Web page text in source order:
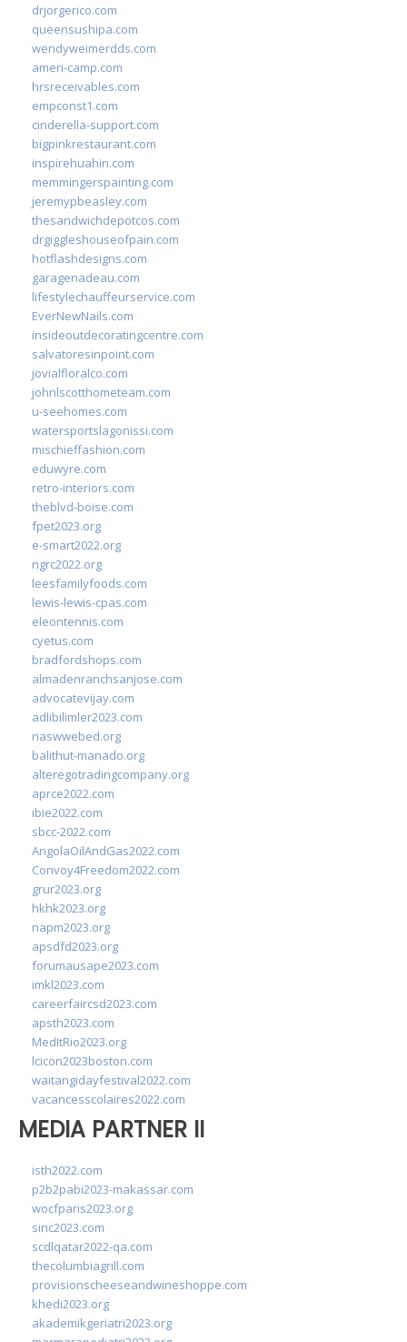
drjorgerico.com
queensushipa.com
wendyweimerdds.com
ameri-camp.com
hrsreceivables.com
empconst1.com
cinderella-support.com
bigpinkrestaurant.com
inspirehuahin.com
memmingerspainting.com
jeremypbeasley.com
thesandwichdepotcos.com
drgiggleshouseofpain.com
hotflashdesigns.com
garagenadeau.com
lifestylechauffeurservice.com
EverNewNails.com
insideoutdecoratingcentre.com
salvatoresinpoint.com
jovialfloralco.com
johnlscotthometeam.com
u-seehomes.com
watersportslagonissi.com
mischieffashion.com
eduwyre.com
retro-interiors.com
theblvd-boise.com
fpet2023.org
e-smart2022.org
ngrc2022.org
leesfamilyfoods.com
lewis-lewis-cpas.com
eleontennis.com
cyetus.com
bradfordshops.com
almadenranchsanjose.com
advocatevijay.com
adlibilimler2023.com
naswwebed.org
balithut-manado.org
alteregotradingcompany.org
aprce2022.com
ibie2022.com
sbcc-2022.com
AngolaOilAndGas2022.com
Convoy4Freedom2022.com
grur2023.org
hkhk2023.org
napm2023.org
apsdfd2023.org
forumausape2023.com
imkl2023.com
careerfaircsd2023.com
apsth2023.com
MedItRio2023.org
lcicon2023boston.com
waitangidayfestival2022.com
vacancesscolaires2022.com
MEDIA PARTNER II
isth2022.com
p2b2pabi2023-makassar.com
wocfparis2023.org
sinc2023.com
scdlqatar2022-qa.com
thecolumbiagrill.com
provisionscheeseandwineshoppe.com
khedi2023.org
akademikgeriatri2023.org